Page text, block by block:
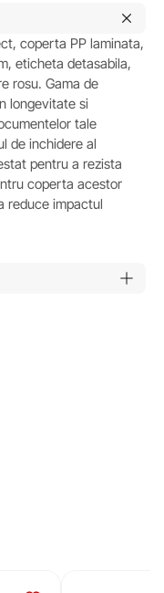
coperta PP laminata,
eticheta detasabila,
rosu. Gama de
longevitate si
tale
de inchidere al
pentru a rezista
coperta acestor
reduce impactul